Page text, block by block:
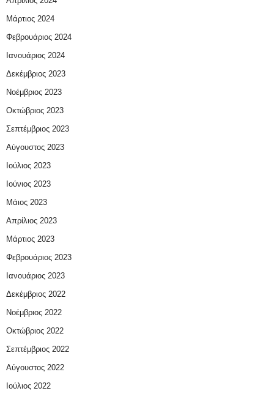
Μάρτιος 2024
Φεβρουάριος 2024
Ιανουάριος 2024
Δεκέμβριος 2023
Νοέμβριος 2023
Οκτώβριος 2023
Σεπτέμβριος 2023
Αύγουστος 2023
Ιούλιος 2023
Ιούνιος 2023
Μάιος 2023
Απρίλιος 2023
Μάρτιος 2023
Φεβρουάριος 2023
Ιανουάριος 2023
Δεκέμβριος 2022
Νοέμβριος 2022
Οκτώβριος 2022
Σεπτέμβριος 2022
Αύγουστος 2022
Ιούλιος 2022